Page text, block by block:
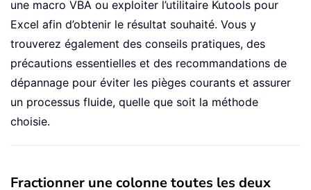
une macro VBA ou exploiter l’utilitaire Kutools pour
Excel afin d’obtenir le résultat souhaité. Vous y
trouverez également des conseils pratiques, des
précautions essentielles et des recommandations de
dépannage pour éviter les pièges courants et assurer
un processus fluide, quelle que soit la méthode
choisie.
Fractionner une colonne toutes les deux